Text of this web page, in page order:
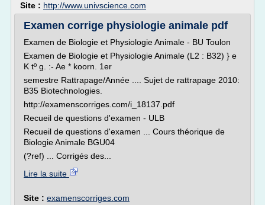
Site : http://www.univscience.com
Examen corrige physiologie animale pdf
Examen de Biologie et Physiologie Animale - BU Toulon
Examen de Biologie et Physiologie Animale (L2 : B32) } e
K tº g. :- Ae * koorn. 1er
semestre Rattrapage/Année .... Sujet de rattrapage 2010:
B35 Biotechnologies.
http://examenscorriges.com/i_18137.pdf
Recueil de questions d'examen - ULB
Recueil de questions d'examen ... Cours théorique de
Biologie Animale BGU04
(?ref) ... Corrigés des...
Lire la suite
Site : examenscorriges.com